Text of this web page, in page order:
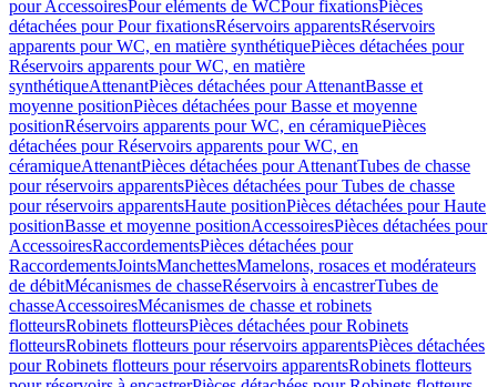
pour AccessoiresPour eléments de WCPour fixationsPièces
détachées pour Pour fixationsRéservoirs apparentsRéservoirs
apparents pour WC, en matière synthétiquePièces détachées pour
Réservoirs apparents pour WC, en matière
synthétiqueAttenantPièces détachées pour AttenantBasse et
moyenne positionPièces détachées pour Basse et moyenne
positionRéservoirs apparents pour WC, en céramiquePièces
détachées pour Réservoirs apparents pour WC, en
céramiqueAttenantPièces détachées pour AttenantTubes de chasse
pour réservoirs apparentsPièces détachées pour Tubes de chasse
pour réservoirs apparentsHaute positionPièces détachées pour Haute
positionBasse et moyenne positionAccessoiresPièces détachées pour
AccessoiresRaccordementsPièces détachées pour
RaccordementsJointsManchettesMamelons, rosaces et modérateurs
de débitMécanismes de chasseRéservoirs à encastrerTubes de
chasseAccessoiresMécanismes de chasse et robinets
flotteursRobinets flotteursPièces détachées pour Robinets
flotteursRobinets flotteurs pour réservoirs apparentsPièces détachées
pour Robinets flotteurs pour réservoirs apparentsRobinets flotteurs